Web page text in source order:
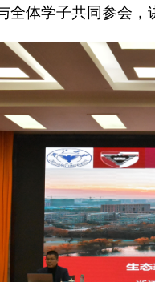
体学子共同参会，